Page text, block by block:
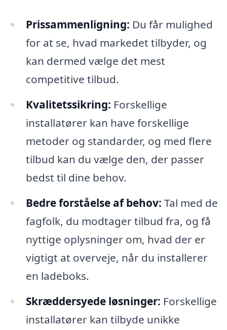
Prissammenligning: Du får mulighed
for at se, hvad markedet tilbyder, og
kan dermed vælge det mest
competitive tilbud.
Kvalitetssikring: Forskellige
installatører kan have forskellige
metoder og standarder, og med flere
tilbud kan du vælge den, der passer
bedst til dine behov.
Bedre forståelse af behov: Tal med de
fagfolk, du modtager tilbud fra, og få
nyttige oplysninger om, hvad der er
vigtigt at overveje, når du installerer
en ladeboks.
Skræddersyede løsninger: Forskellige
installatører kan tilbyde unikke